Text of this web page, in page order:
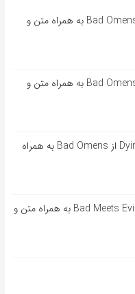
آهنگ انگلیسی Specter از Bad Omens به همراه متن و
آهنگ انگلیسی Impose از Bad Omens به همراه متن و
آهنگ انگلیسی Dying To Love از Bad Omens به همراه
آهنگ انگلیسی Lighters از Bad Meets Evil به همراه متن و